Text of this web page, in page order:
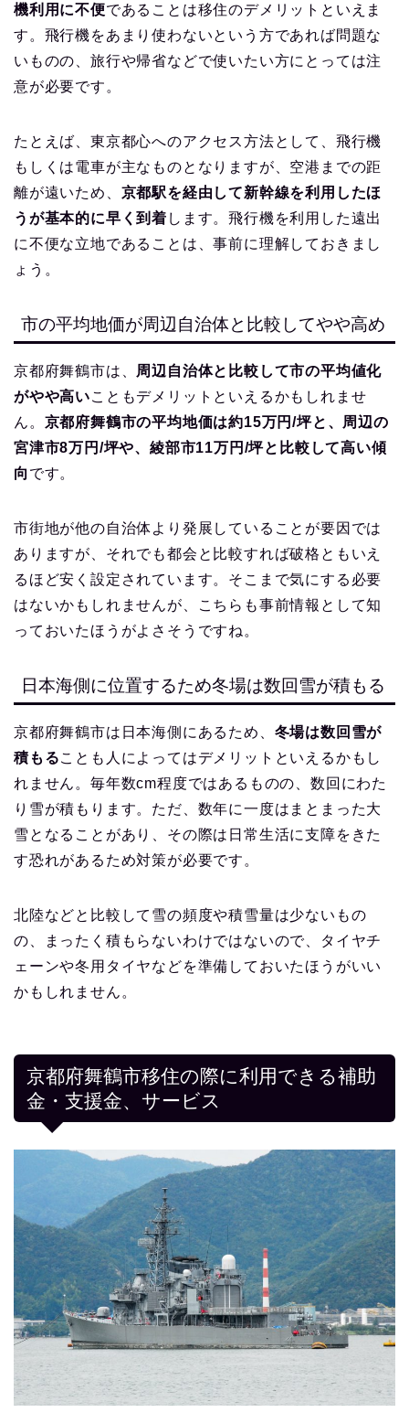
機利用に不便であることは移住のデメリットといえま
す。飛行機をあまり使わないという方であれば問題な
いものの、旅行や帰省などで使いたい方にとっては注
意が必要です。
たとえば、東京都心へのアクセス方法として、飛行機
もしくは電車が主なものとなりますが、空港までの距
離が遠いため、 京都駅を経由して新幹線を利用したほ
うが基本的に早く到着 します。飛行機を利用した遠出
に不便な立地であることは、事前に理解しておきまし
ょう。
市の平均地価が周辺自治体と比較してやや高め
京都府舞鶴市は、 周辺自治体と比較して市の平均値化
がやや高いこともデメリットといえるかもしれませ
ん。 京都府舞鶴市の平均地価は約15万円/坪と、周辺の
宮津市8万円/坪や、綾部市11万円/坪と比較して高い傾
向 です。
市街地が他の自治体より発展していることが要因では
ありますが、それでも都会と比較すれば破格ともいえ
るほど安く設定されています。そこまで気にする必要
はないかもしれませんが、こちらも事前情報として知
っておいたほうがよさそうですね。
日本海側に位置するため冬場は数回雪が積もる
京都府舞鶴市は日本海側にあるため、 冬場は数回雪が
積もることも人によってはデメリットといえるかもし
れません。毎年数cm程度ではあるものの、数回にわた
り雪が積もります。ただ、数年に一度はまとまった大
雪となることがあり、その際は日常生活に支障をきた
す恐れがあるため対策が必要です。
北陸などと比較して雪の頻度や積雪量は少ないもの
の、まったく積もらないわけではないので、タイヤチ
ェーンや冬用タイヤなどを準備しておいたほうがいい
かもしれません。
京都府舞鶴市移住の際に利用できる補助
金・支援金、サービス